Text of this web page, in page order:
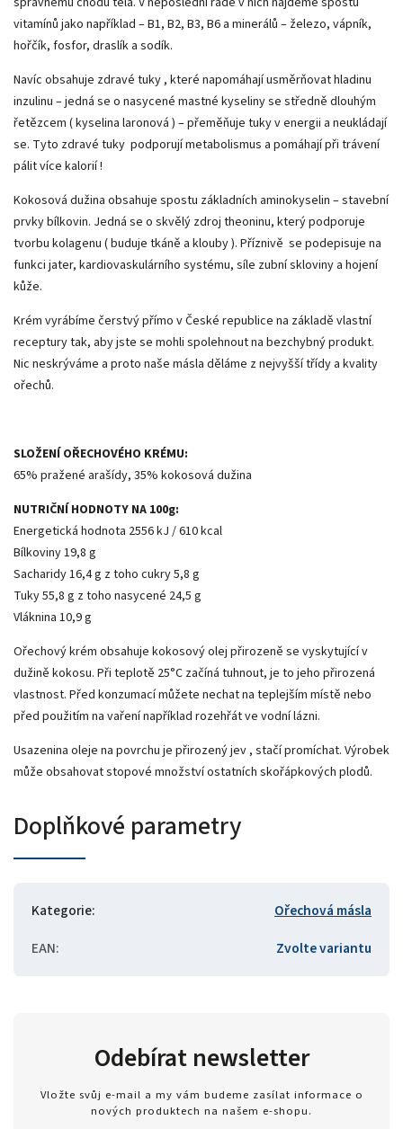
vitamí­nů jako například – B1, B2, B3, B6 a minerálů – železo, vápník,
hořčík, fosfor, draslík a sodík.
Navíc obsahuje zdravé tuky , které napomáhají us­měrňovat hladinu
inzulinu – jedná se o nasycené mastné kyseliny se středně dlouhým
řetězcem ( kyselina laronová ) – přeměňuje tuky v energii a neukládají
se. Tyto zdravé tuky podporují metabolismus a pomáhají při trávení
pálit více kalorií !
Kokosová dužina obsahuje spostu základních aminokyselin – stavební
prvky bílkovin. Jedná se o skvělý zdroj theoninu, který podporuje
tvorbu kolagenu ( buduje tkáně a klouby ). Příznivě se podepisuje na
funkci jater, kardiovaskulárního systému, síle zubní skloviny a hojení
kůže.
Krém vyrábíme čerstvý přímo v České republice na základě vlastní
receptury tak, aby jste se mohli spolehnout na bezchybný produkt.
Nic neskrýváme a proto naše másla děláme z nejvyšší třídy a kvality
ořechů.
SLOŽENÍ OŘECHOVÉHO KRÉMU:
65% pražené arašídy, 35% kokosová dužina
NUTRIČNÍ HODNOTY NA 100g:
Energetická hodnota 2556 kJ / 610 kcal
Bílkoviny 19,8 g
Sacharidy 16,4 g z toho cukry 5,8 g
Tuky 55,8 g z toho nasycené 24,5 g
Vláknina 10,9 g
Ořechový krém obsahuje kokosový olej přirozeně se vyskytující v
dužině kokosu. Při teplotě 25°C začíná tuhnout, je to jeho přirozená
vlastnost. Před konzumací můžete nechat na teplejším místě nebo
před použitím na vaření například rozehřát ve vodní lázni.
Usazenina oleje na povrchu je přirozený jev , stačí promíchat. Výrobek
může obsahovat stopové množství ostatních skořápkových plodů.
Doplňkové parametry
Kategorie:
Ořechová másla
EAN: Zvolte variantu
Odebírat newsletter
Vložte svůj e-mail a my vám budeme zasílat informace o
nových produktech na našem e-shopu.